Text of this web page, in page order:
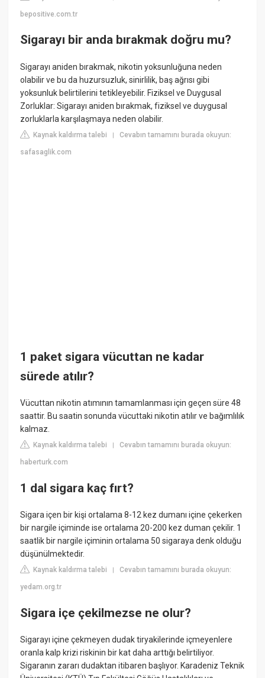
bepositive.com.tr
Sigarayı bir anda bırakmak doğru mu?
Sigarayı aniden bırakmak, nikotin yoksunluğuna neden
olabilir ve bu da huzursuzluk, sinirlilik, baş ağrısı gibi
yoksunluk belirtilerini tetikleyebilir. Fiziksel ve Duygusal
Zorluklar: Sigarayı aniden bırakmak, fiziksel ve duygusal
zorluklarla karşılaşmaya neden olabilir.
Kaynak kaldırma talebi |Cevabın tamamını burada okuyun:
safasaglik.com
1 paket sigara vücuttan ne kadar
sürede atılır?
Vücuttan nikotin atımının tamamlanması için geçen süre 48
saattir. Bu saatin sonunda vücuttaki nikotin atılır ve bağımlılık
kalmaz.
Kaynak kaldırma talebi |Cevabın tamamını burada okuyun:
haberturk.com
1 dal sigara kaç fırt?
Sigara içen bir kişi ortalama 8-12 kez dumanı içine çekerken
bir nargile içiminde ise ortalama 20-200 kez duman çekilir. 1
saatlik bir nargile içiminin ortalama 50 sigaraya denk olduğu
düşünülmektedir.
Kaynak kaldırma talebi |Cevabın tamamını burada okuyun:
yedam.org.tr
Sigara içe çekilmezse ne olur?
Sigarayı içine çekmeyen dudak tiryakilerinde içmeyenlere
oranla kalp krizi riskinin bir kat daha arttığı belirtiliyor.
Sigaranın zararı dudaktan itibaren başlıyor. Karadeniz Teknik